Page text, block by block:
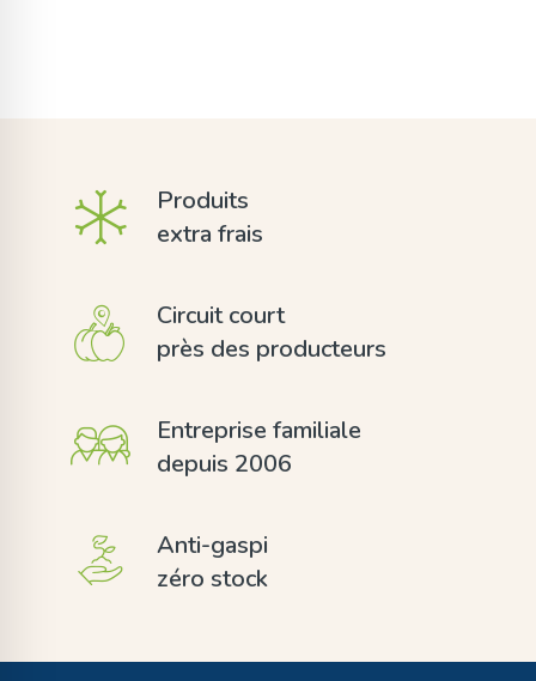
Produits
extra frais
Circuit court
près des producteurs
Entreprise familiale
depuis 2006
Anti-gaspi
zéro stock